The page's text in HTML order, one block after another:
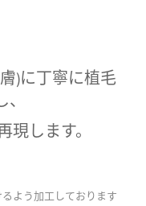
)に丁寧に植毛
します。
よう加工しております